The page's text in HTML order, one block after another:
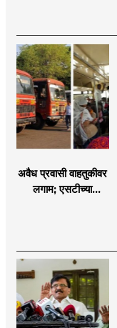
नेमका कुठे चुकला?
अवैध प्रवासी वाहतुकीवर
लगाम; एसटीच्या